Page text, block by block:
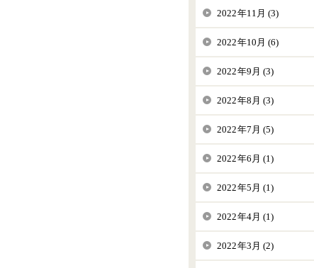
2022年11月 (3)
2022年10月 (6)
2022年9月 (3)
2022年8月 (3)
2022年7月 (5)
2022年6月 (1)
2022年5月 (1)
2022年4月 (1)
2022年3月 (2)